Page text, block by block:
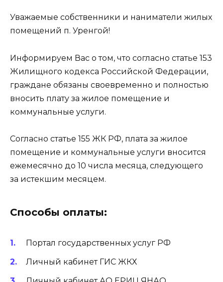
Уважаемые собственники и наниматели жилых
помещений п. Уренгой!
Информируем Вас о том, что согласно статье 153
Жилищного кодекса Российской Федерации,
граждане обязаны своевременно и полностью
вносить плату за жилое помещение и
коммунальные услуги.
Согласно статье 155 ЖК РФ, плата за жилое
помещение и коммунальные услуги вносится
ежемесячно до 10 числа месяца, следующего
за истекшим месяцем.
Способы оплаты:
Портал государственных услуг РФ
Личный кабинет ГИС ЖКХ